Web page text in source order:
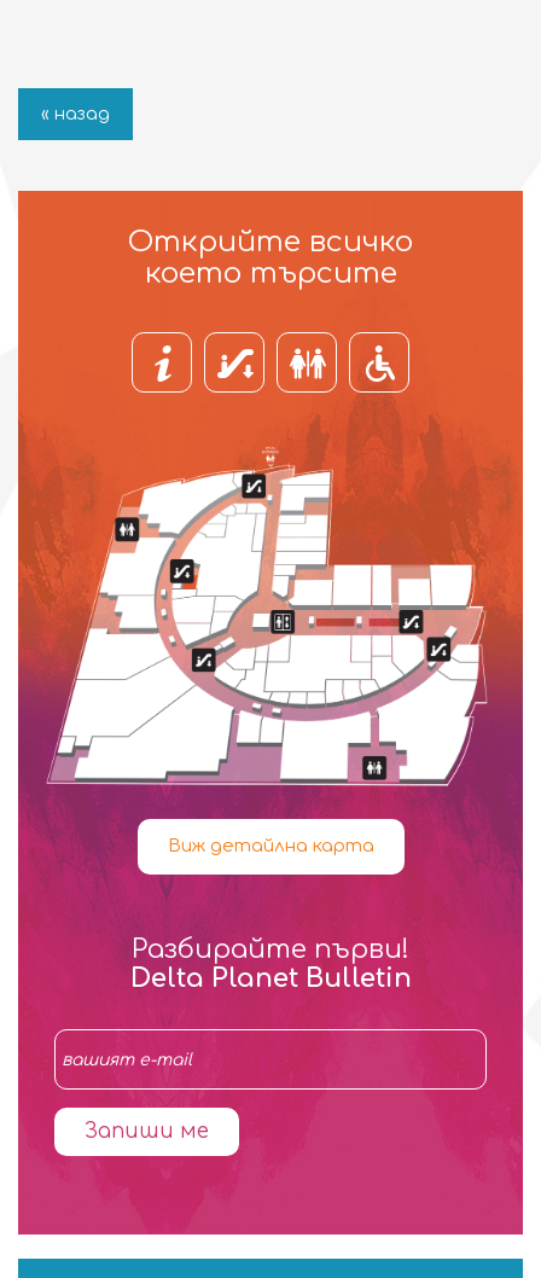
« назад
Открийте всичко
което търсите
Виж детайлна карта
Разбирайте първи!
Delta Planet Bulletin
Запиши ме